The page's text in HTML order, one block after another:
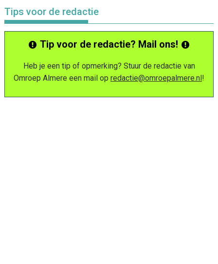
Tips voor de redactie
Tip voor de redactie? Mail ons!
Heb je een tip of opmerking? Stuur de redactie van
Omroep Almere een mail opredactie@omroepalmere.nl!